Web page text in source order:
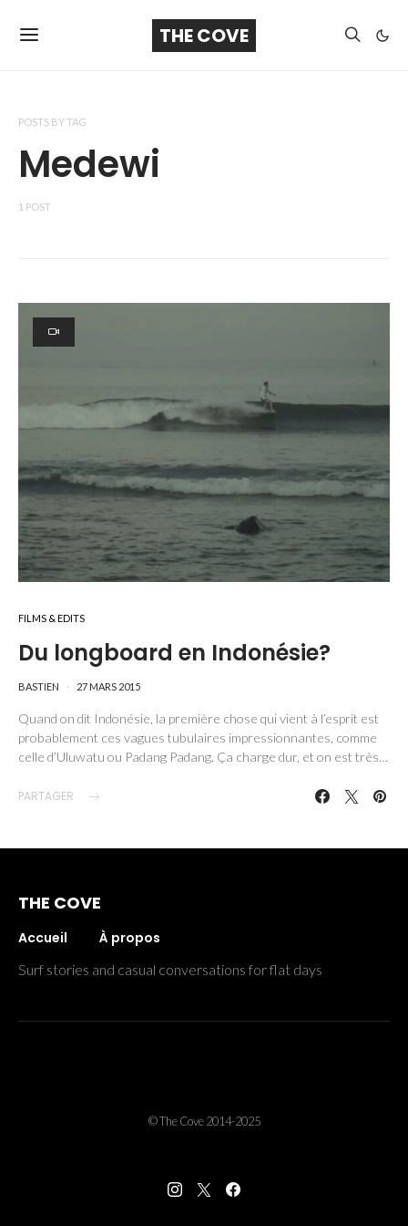
THE COVE
POSTS BY TAG
Medewi
1 POST
FILMS & EDITS
Du longboard en Indonésie?
BASTIEN 27 MARS 2015
Quand on dit Indonésie, la première chose qui vient à l’esprit est
probablement ces vagues tubulaires impressionnantes, comme
celle d’Uluwatu ou Padang Padang. Ça charge dur, et on est très…
PARTAGER
THE COVE
Accueil À propos
Surf stories and casual conversations for flat days
© The Cove 2014-2025